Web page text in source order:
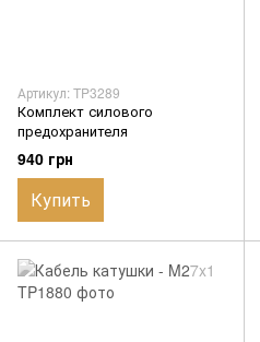
Артикул: TP3289
Комплект силового
предохранителя
940 грн
Купить